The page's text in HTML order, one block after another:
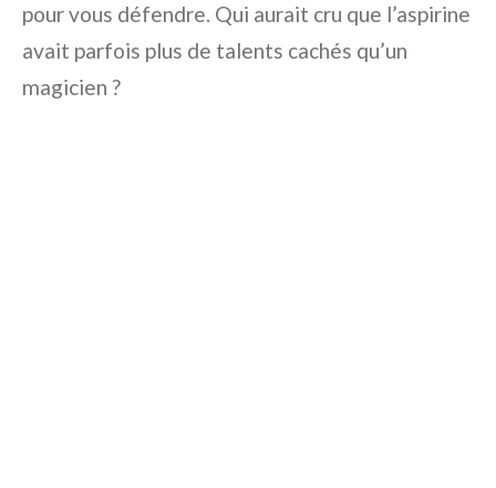
pour vous défendre. Qui aurait cru que l’aspirine
avait parfois plus de talents cachés qu’un
magicien ?